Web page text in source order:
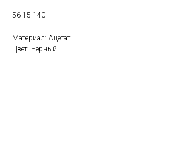
56-15-140
Материал: Ацетат
Цвет: Черный